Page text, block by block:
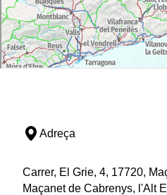
Adreça
Carrer, El Grie, 4, 17720,
Maçanet de Cabrenys, l'Alt